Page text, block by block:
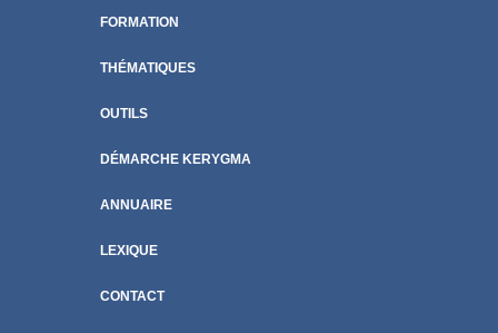
FORMATION
THÉMATIQUES
OUTILS
DÉMARCHE KERYGMA
ANNUAIRE
LEXIQUE
CONTACT